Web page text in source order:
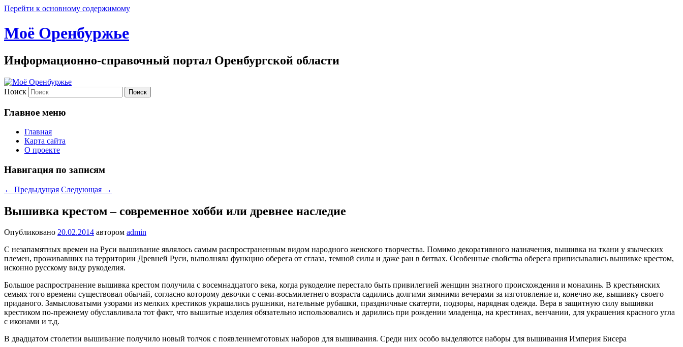
Перейти к основному содержимому
Моё Оренбуржье
Информационно-справочный портал Оренбургской области
Поиск
Главное меню
Главная
Карта сайта
О проекте
Навигация по записям
← Предыдущая Следующая →
Вышивка крестом – современное хобби или древнее наследие
Опубликовано 20.02.2014 автором admin
С незапамятных времен на Руси вышивание являлось самым распространенным видом народного женского творчества. Помимо декоративного назначения, вышивка на ткани у языческих
племен, проживавших на территории Древней Руси, выполняла функцию оберега от сглаза, темной силы и даже ран в битвах. Особенные свойства оберега приписывались вышивке крестом,
исконно русскому виду рукоделия.
Большое распространение вышивка крестом получила с восемнадцатого века, когда рукоделие перестало быть привилегией женщин знатного происхождения и монахинь. В крестьянских
семьях того времени существовал обычай, согласно которому девочки с семи-восьмилетнего возраста садились долгими зимними вечерами за изготовление и, конечно же, вышивку своего
приданого. Замысловатыми узорами из мелких крестиков украшались рушники, нательные рубашки, праздничные скатерти, подзоры, нарядная одежда. Вера в защитную силу вышивки
крестиком по-прежнему обуславливала тот факт, что вышитые изделия обязательно использовались и дарились при рождении младенца, на крестинах, венчании, для украшения красного угла
с иконами и т.д.
В двадцатом столетии вышивание получило новый толчок с появлениемготовых наборов для вышивания. Среди них особо выделяются наборы для вышивания Империя Бисера